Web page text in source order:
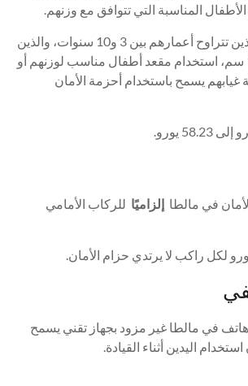
المناسبة التي تتوافق مع وزنهم.
يجب على الأطفال الذين تتراوح أعمارهم بين 3 و10 سنوات، والذين
يصل طولهم إلى 150 سم، استخدام مقعد أطفال مناسب لوزنهم أو
يسمح باستخدام أحزمة الأمان
في مالطاإلزاميًا للركاب الأمامي
في مالطا غير مزود بجهاز تقني يسمح
اليدين أثناء القيادة.